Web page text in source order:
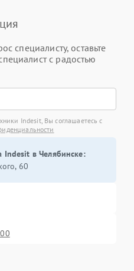
специалисту, оставьте
с радостью
Indesit, Вы соглашаетесь с
Indesit в Челябинске:
60